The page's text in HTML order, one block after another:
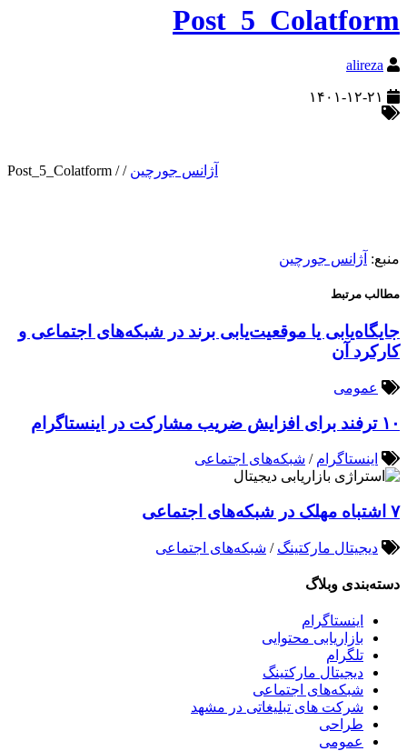
Post_5_Colatform
alireza
آژانس جورچین /
/
Post_5_Colatform
منبع: آژانس جورچین
مطالب مرتبط
جایگاه‌یابی یا موقعیت‌یابی برند در شبکه‌های اجتماعی و
کارکرد آن
عمومی
۱۰ ترفند برای افزایش ضریب مشارکت در اینستاگرام
اینستاگرام / شبکه‌های اجتماعی
۷ اشتباه مهلک در شبکه‌های اجتماعی
دیجیتال مارکتینگ / شبکه‌های اجتماعی
دسته‌بندی وبلاگ
اینستاگرام
بازاریابی محتوایی
تلگرام
دیجیتال مارکتینگ
شبکه‌های اجتماعی
شرکت های تبلیغاتی در مشهد
طراحی
عمومی